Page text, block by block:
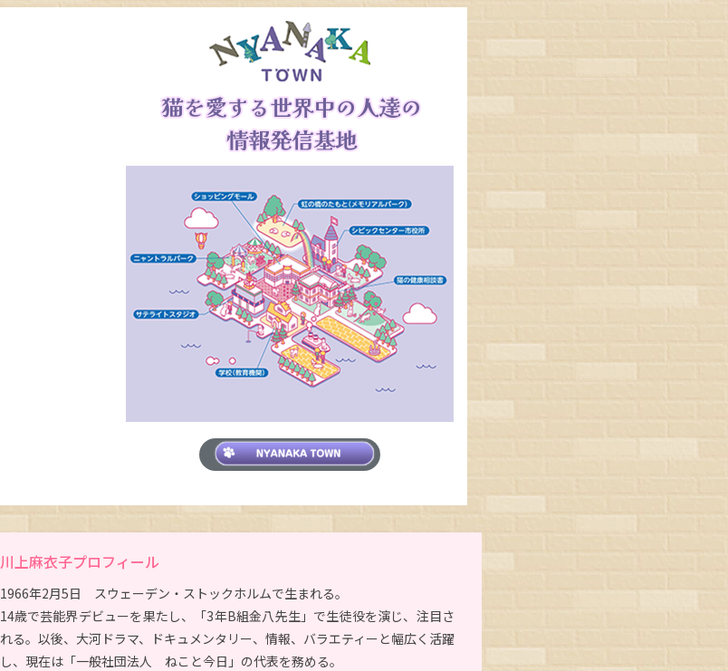
川上麻衣子プロフィール
1966年2月5日 スウェーデン・ストックホルムで生まれる。
14歳で芸能界デビューを果たし、「3年B組金八先生」で生徒役を演じ、注目さ
れる。以後、大河ドラマ、ドキュメンタリー、情報、バラエティーと幅広く活躍
し、現在は「一般社団法人 ねこと今日」の代表を務める。